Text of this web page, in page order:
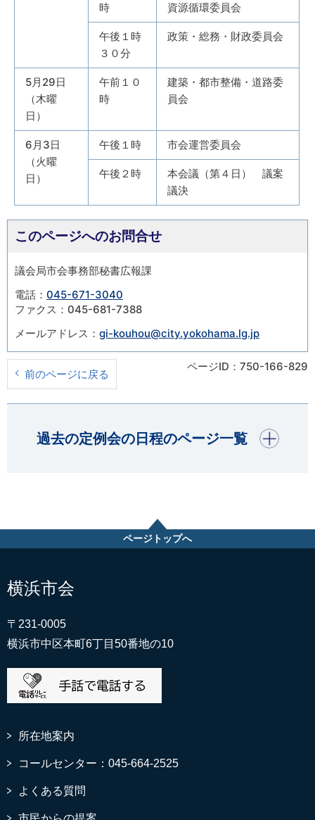
時
資源循環委員会
午後１時
３０分
政策・総務・財政委員会
5月29日
（木曜
日）
午前１０
時
建築・都市整備・道路委
員会
6月3日
（火曜
日）
午後１時 市会運営委員会
午後２時
本会議（第４日） 議案
議決
このページへのお問合せ
議会局市会事務部秘書広報課
電話： 045-671-3040
ファクス：045-681-7388
メールアドレス： gi-kouhou@city.yokohama.lg.jp
前のページに戻る
ページID：750-166-829
過去の定例会の日程のページ一覧
開く
ページトップへ
横浜市会
〒231-0005
横浜市中区本町6丁目50番地の10
所在地案内
コールセンター：045-664-2525
よくある質問